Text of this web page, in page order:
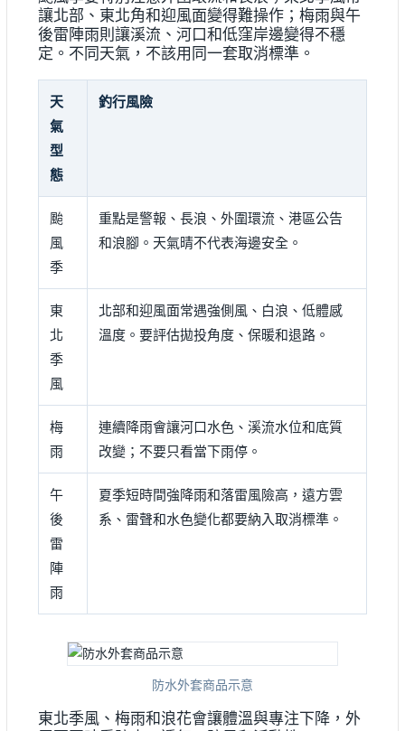
讓北部、東北角和迎風面變得難操作；梅雨與午
後雷陣雨則讓溪流、河口和低窪岸邊變得不穩
定。不同天氣，不該用同一套取消標準。
天
氣
型
態
釣行風險
颱
風
季
重點是警報、長浪、外圍環流、港區公告
和浪腳。天氣晴不代表海邊安全。
東
北
季
風
北部和迎風面常遇強側風、白浪、低體感
溫度。要評估拋投角度、保暖和退路。
梅
雨
連續降雨會讓河口水色、溪流水位和底質
改變；不要只看當下雨停。
午
後
雷
陣
雨
夏季短時間強降雨和落雷風險高，遠方雲
系、雷聲和水色變化都要納入取消標準。
防水外套商品示意
東北季風、梅雨和浪花會讓體溫與專注下降，外